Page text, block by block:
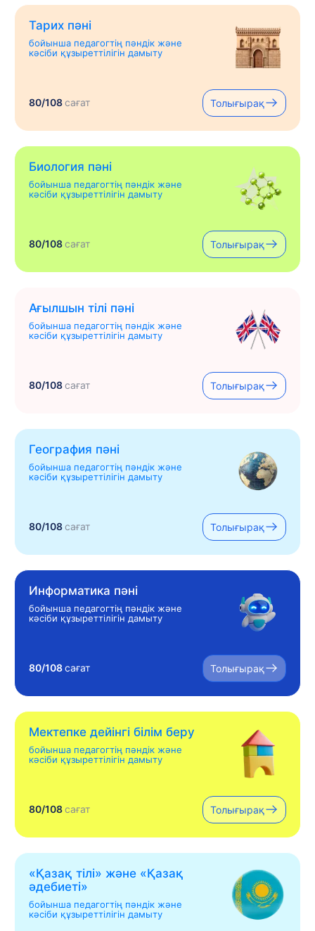
Тарих пәні
бойынша педагогтің пәндік және
кәсіби құзыреттілігін дамыту
80/108сағат Толығырақ
Биология пәні
бойынша педагогтің пәндік және
кәсіби құзыреттілігін дамыту
80/108сағат Толығырақ
Ағылшын тілі пәні
бойынша педагогтің пәндік және
кәсіби құзыреттілігін дамыту
80/108сағат Толығырақ
География пәні
бойынша педагогтің пәндік және
кәсіби құзыреттілігін дамыту
80/108сағат Толығырақ
Информатика пәні
бойынша педагогтің пәндік және
кәсіби құзыреттілігін дамыту
80/108сағат Толығырақ
Мектепке дейінгі білім беру
бойынша педагогтің пәндік және
кәсіби құзыреттілігін дамыту
80/108сағат Толығырақ
«Қазақ тілі» жəне «Қазақ
əдебиеті»
бойынша педагогтің пәндік және
кәсіби құзыреттілігін дамыту